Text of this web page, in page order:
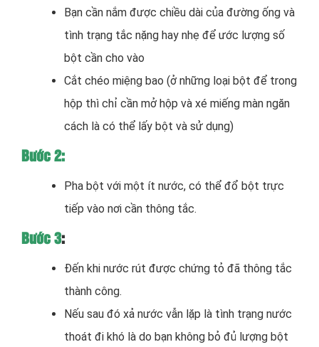
Bạn cần nắm được chiều dài của đường ống và
tình trạng tắc nặng hay nhẹ để ước lượng số
bột cần cho vào
Cắt chéo miệng bao (ở những loại bột để trong
hộp thì chỉ cần mở hộp và xé miếng màn ngăn
cách là có thể lấy bột và sử dụng)
Bước 2:
Pha bột với một ít nước, có thể đổ bột trực
tiếp vào nơi cần thông tắc.
Bước 3:
Đến khi nước rút được chứng tỏ đã thông tắc
thành công.
Nếu sau đó xả nước vẫn lặp là tình trạng nước
thoát đi khó là do bạn không bỏ đủ lượng bột